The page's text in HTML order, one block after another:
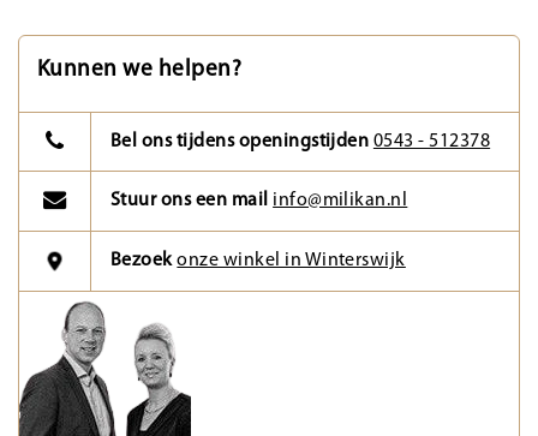
Kunnen we helpen?
Bel ons tijdens openingstijden 0543 - 512378
Stuur ons een mail info@milikan.nl
Bezoekonze winkel in Winterswijk